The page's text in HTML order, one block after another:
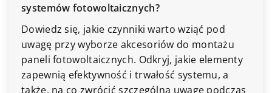
systemów fotowoltaicznych?
Dowiedz się, jakie czynniki warto wziąć pod
uwagę przy wyborze akcesoriów do montażu
paneli fotowoltaicznych. Odkryj, jakie elementy
zapewnią efektywność i trwałość systemu, a
także, na co zwrócić szczególną uwagę podczas